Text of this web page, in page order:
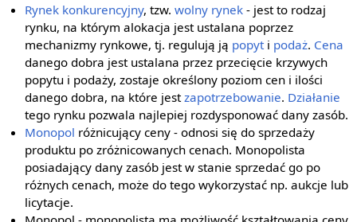
Rynek konkurencyjny, tzw.wolny rynek - jest to rodzaj
rynku, na którym alokacja jest ustalana poprzez
mechanizmy rynkowe, tj. regulują ją popyt i podaż. Cena
danego dobra jest ustalana przez przecięcie krzywych
popytu i podaży, zostaje określony poziom cen i ilości
danego dobra, na które jestzapotrzebowanie. Działanie
tego rynku pozwala najlepiej rozdysponować dany zasób.
Monopol różnicujący ceny - odnosi się do sprzedaży
produktu po zróżnicowanych cenach. Monopolista
posiadający dany zasób jest w stanie sprzedać go po
różnych cenach, może do tego wykorzystać np. aukcje lub
licytacje.